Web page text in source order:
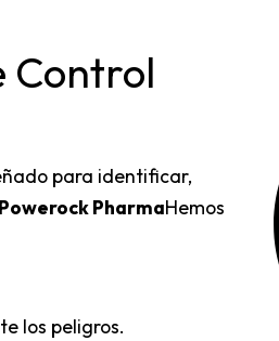
Control
para identificar,
Powerock PharmaHemos
los peligros.